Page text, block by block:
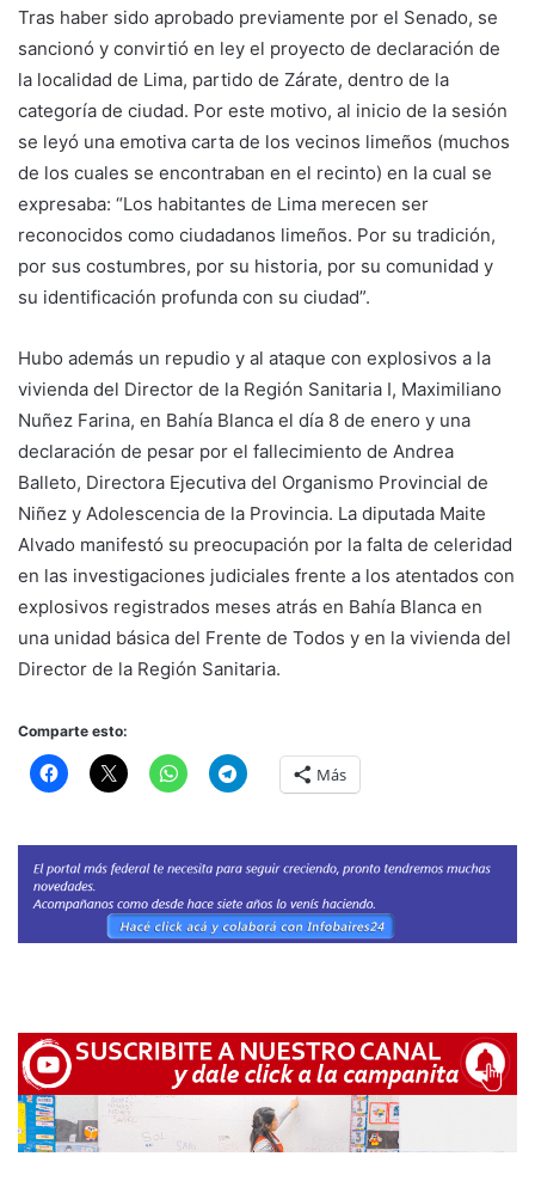
Tras haber sido aprobado previamente por el Senado, se
sancionó y convirtió en ley el proyecto de declaración de
la localidad de Lima, partido de Zárate, dentro de la
categoría de ciudad. Por este motivo, al inicio de la sesión
se leyó una emotiva carta de los vecinos limeños (muchos
de los cuales se encontraban en el recinto) en la cual se
expresaba: “Los habitantes de Lima merecen ser
reconocidos como ciudadanos limeños. Por su tradición,
por sus costumbres, por su historia, por su comunidad y
su identificación profunda con su ciudad”.
Hubo además un repudio y al ataque con explosivos a la
vivienda del Director de la Región Sanitaria I, Maximiliano
Nuñez Farina, en Bahía Blanca el día 8 de enero y una
declaración de pesar por el fallecimiento de Andrea
Balleto, Directora Ejecutiva del Organismo Provincial de
Niñez y Adolescencia de la Provincia. La diputada Maite
Alvado manifestó su preocupación por la falta de celeridad
en las investigaciones judiciales frente a los atentados con
explosivos registrados meses atrás en Bahía Blanca en
una unidad básica del Frente de Todos y en la vivienda del
Director de la Región Sanitaria.
Comparte esto:
Más